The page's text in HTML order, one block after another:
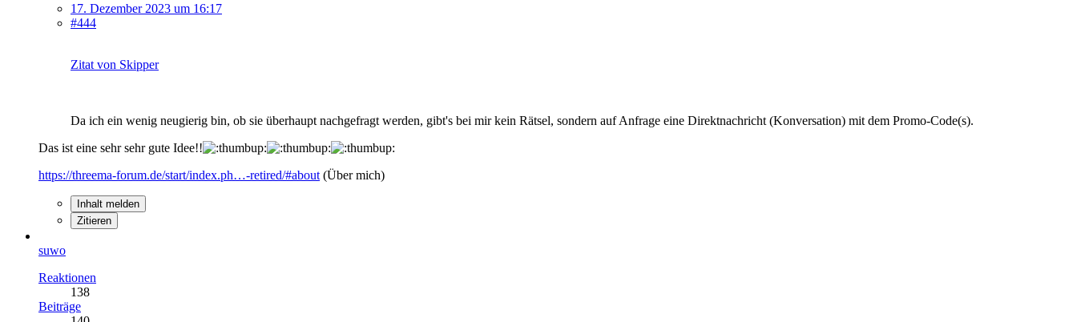
17. Dezember 2023 um 16:17
#444
Zitat von Skipper
Da ich ein wenig neugierig bin, ob sie überhaupt nachgefragt werden, gibt's bei mir kein Rätsel, sondern auf Anfrage eine Direktnachricht (Konversation) mit dem Promo-Code(s).
Das ist eine sehr sehr gute Idee!!
https://threema-forum.de/start/index.ph…-retired/#about (Über mich)
Inhalt melden
Zitieren
suwo
Reaktionen
138
Beiträge